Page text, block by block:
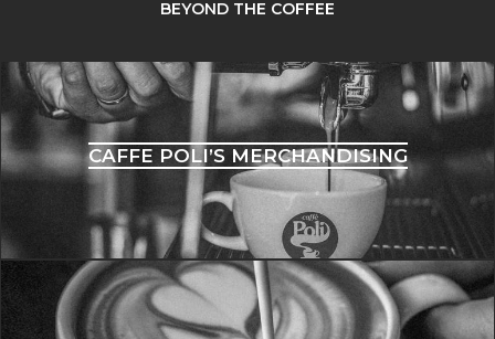
BEYOND THE COFFEE
CAFFE POLI’S MERCHANDISING